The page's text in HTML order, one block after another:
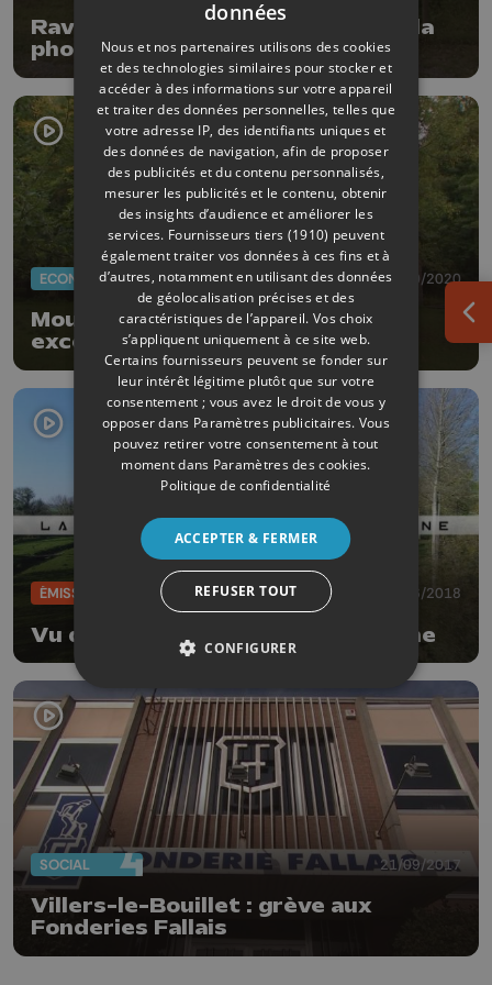
Ravel Expo 2021 met à l'honneur la
photographie de studio
ECONOMIE 05/10/2020
Moulin du Stwerdu: année
exceptionnelle pour les noix
ÉMISSIONS 01/06/2018
Vu du Ciel : la vallée de la Mehaigne
SOCIAL 21/09/2017
Villers-le-Bouillet : grève aux
Fonderies Fallais
données
Nous et nos partenaires utilisons des cookies
et des technologies similaires pour stocker et
accéder à des informations sur votre appareil
et traiter des données personnelles, telles que
votre adresse IP, des identifiants uniques et
des données de navigation, afin de proposer
des publicités et du contenu personnalisés,
mesurer les publicités et le contenu, obtenir
des insights d’audience et améliorer les
services. Fournisseurs tiers (1910) peuvent
également traiter vos données à ces fins et à
d’autres, notamment en utilisant des données
de géolocalisation précises et des
caractéristiques de l’appareil. Vos choix
s’appliquent uniquement à ce site web.
Certains fournisseurs peuvent se fonder sur
leur intérêt légitime plutôt que sur votre
consentement ; vous avez le droit de vous y
opposer dans Paramètres publicitaires. Vous
pouvez retirer votre consentement à tout
moment dans Paramètres des cookies.
Politique de confidentialité
ACCEPTER & FERMER
REFUSER TOUT
CONFIGURER